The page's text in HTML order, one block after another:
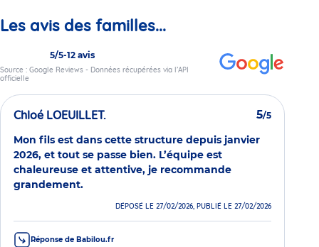
Les avis des familles...
5/5-12 avis
Source : Google Reviews - Données récupérées via l’API
officielle
Chloé LOEUILLET. 5/5
Mon fils est dans cette structure depuis janvier
2026, et tout se passe bien. L’équipe est
chaleureuse et attentive, je recommande
grandement.
DÉPOSÉ LE 27/02/2026, PUBLIÉ LE 27/02/2026
Réponse de Babilou.fr